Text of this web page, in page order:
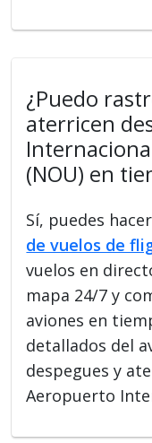
¿Puedo
aterricen
(NOU) en
Sí, puedes
de vuelos de
vuelos en
mapa 24/7 y
aviones en
detallados del
despegues y
Aeropuerto